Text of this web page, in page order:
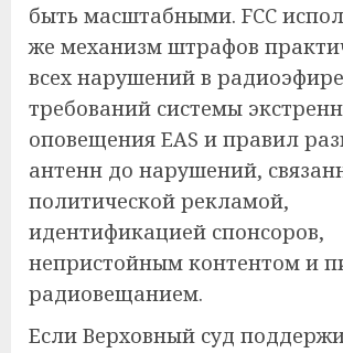
быть масштабными. FCC
же механизм штрафов
всех нарушений в
требований системы
оповещения EAS и правил
антенн до нарушений,
политической рекламой,
идентификацией спонсоров,
непристойным контентом и
радиовещанием.
Если Верховный суд